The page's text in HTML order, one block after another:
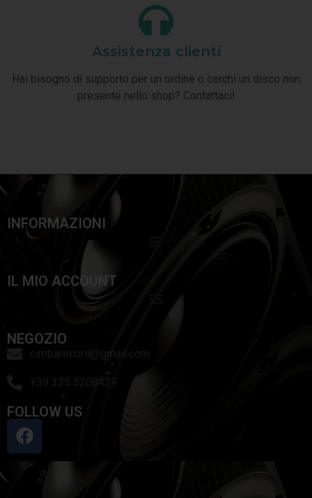
Assistenza clienti
Hai bisogno di supporto per un ordine o cerchi un disco non
presente nello shop? Contattaci!
INFORMAZIONI
IL MIO ACCOUNT
NEGOZIO
cimbarecord@gmail.com
+39 335 5208429
FOLLOW US